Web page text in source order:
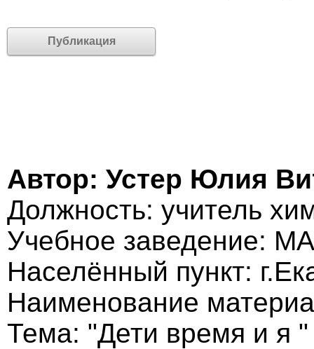
Публикация
Автор: Устер Юлия
Должность: учитель
Учебное заведение:
Населённый пункт:
Наименование
Тема: "Дети время и я "